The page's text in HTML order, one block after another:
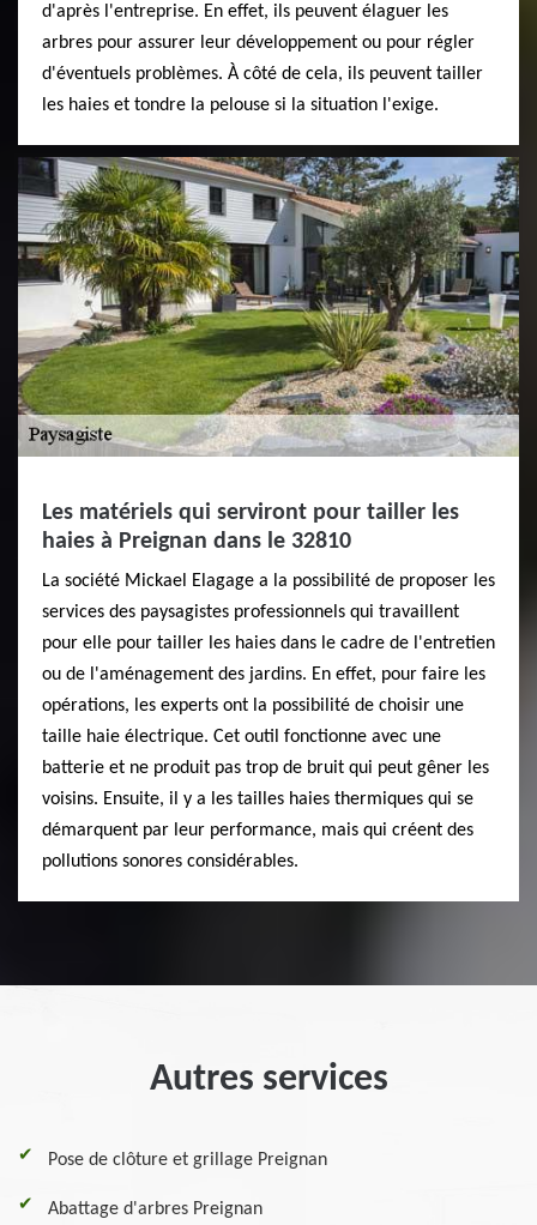
d'après l'entreprise. En effet, ils peuvent élaguer les
arbres pour assurer leur développement ou pour régler
d'éventuels problèmes. À côté de cela, ils peuvent tailler
les haies et tondre la pelouse si la situation l'exige.
Les matériels qui serviront pour tailler les
haies à Preignan dans le 32810
La société Mickael Elagage a la possibilité de proposer les
services des paysagistes professionnels qui travaillent
pour elle pour tailler les haies dans le cadre de l'entretien
ou de l'aménagement des jardins. En effet, pour faire les
opérations, les experts ont la possibilité de choisir une
taille haie électrique. Cet outil fonctionne avec une
batterie et ne produit pas trop de bruit qui peut gêner les
voisins. Ensuite, il y a les tailles haies thermiques qui se
démarquent par leur performance, mais qui créent des
pollutions sonores considérables.
Autres services
Pose de clôture et grillage Preignan
Abattage d'arbres Preignan